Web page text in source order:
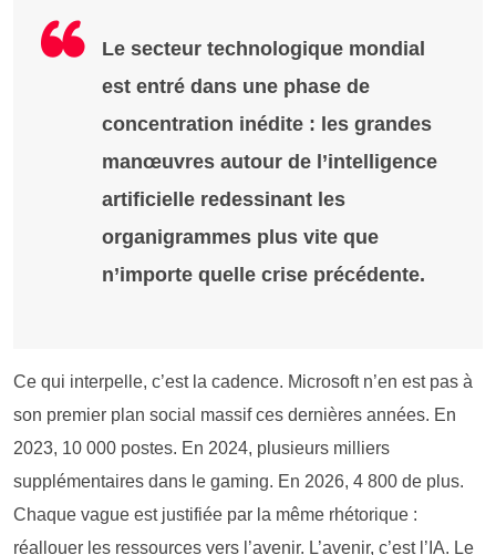
Le secteur technologique mondial
est entré dans une phase de
concentration inédite : les grandes
manœuvres autour de l’intelligence
artificielle redessinant les
organigrammes plus vite que
n’importe quelle crise précédente.
Ce qui interpelle, c’est la cadence. Microsoft n’en est pas à
son premier plan social massif ces dernières années. En
2023, 10 000 postes. En 2024, plusieurs milliers
supplémentaires dans le gaming. En 2026, 4 800 de plus.
Chaque vague est justifiée par la même rhétorique :
réallouer les ressources vers l’avenir. L’avenir, c’est l’IA. Le